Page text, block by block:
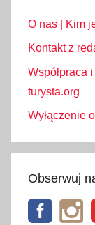
O nas | Kim
Kontakt z
Współpraca
turysta.org
Wyłączenie
Obserwuj